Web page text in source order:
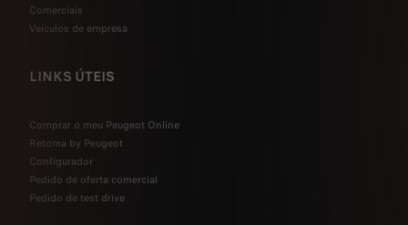
Comerciais
Veículos de empresa
LINKS ÚTEIS
Comprar o meu Peugeot Online
Retoma by Peugeot
Configurador
Pedido de oferta comercial
Pedido de test drive